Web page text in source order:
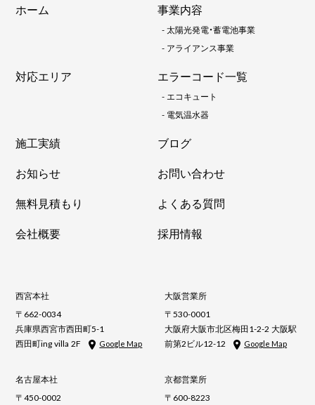
ホーム 事業内容
-太陽光発電・蓄電池事業
- アライアンス事業
対応エリア エラーコード一覧
-エコキュート
- 電気温水器
施工実績
ブログ
お知らせ
お問い合わせ
無料見積もり
よくある質問
会社概要
採用情報
西宮本社
〒662-0034
兵庫県西宮市西田町5-1
西田町ing villa 2F
Google Map
名古屋本社
〒450-0002
大阪営業所
〒530-0001
大阪府大阪市北区梅田1-2-2 大阪駅
前第2ビル12-12
Google Map
京都営業所
〒600-8223